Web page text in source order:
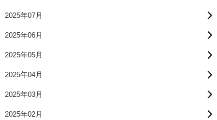
2025年07月
2025年06月
2025年05月
2025年04月
2025年03月
2025年02月